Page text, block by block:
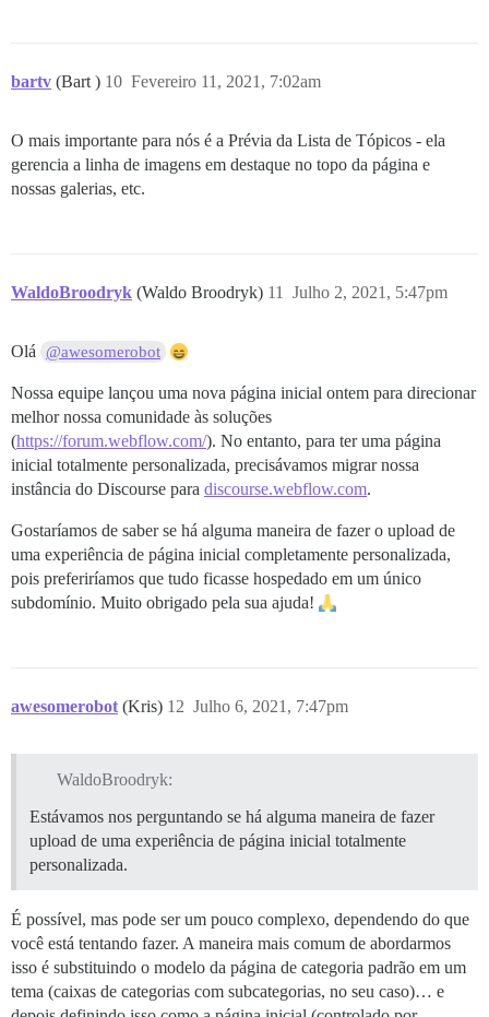
bartv (Bart ) Fevereiro 11, 2021, 7:02am
10
O mais importante para nós é a Prévia da Lista de Tópicos - ela
gerencia a linha de imagens em destaque no topo da página e
nossas galerias, etc.
WaldoBroodryk (Waldo Broodryk) Julho 2, 2021, 5:47pm
11
Olá @awesomerobot
Nossa equipe lançou uma nova página inicial ontem para direcionar
melhor nossa comunidade às soluções
(https://forum.webflow.com/). No entanto, para ter uma página
inicial totalmente personalizada, precisávamos migrar nossa
instância do Discourse para discourse.webflow.com.
Gostaríamos de saber se há alguma maneira de fazer o upload de
uma experiência de página inicial completamente personalizada,
pois preferiríamos que tudo ficasse hospedado em um único
subdomínio. Muito obrigado pela sua ajuda!
awesomerobot (Kris) Julho 6, 2021, 7:47pm
12
WaldoBroodryk:
Estávamos nos perguntando se há alguma maneira de fazer
upload de uma experiência de página inicial totalmente
personalizada.
É possível, mas pode ser um pouco complexo, dependendo do que
você está tentando fazer. A maneira mais comum de abordarmos
isso é substituindo o modelo da página de categoria padrão em um
tema (caixas de categorias com subcategorias, no seu caso)… e